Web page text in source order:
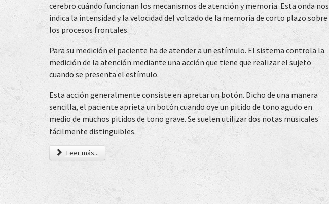
cerebro cuándo funcionan los mecanismos de atención y memoria. Esta onda nos
indica la intensidad y la velocidad del volcado de la memoria de corto plazo sobre
los procesos frontales.
Para su medición el paciente ha de atender a un estímulo. El sistema controla la
medición de la atención mediante una acción que tiene que realizar el sujeto
cuando se presenta el estímulo.
Esta acción generalmente consiste en apretar un botón. Dicho de una manera
sencilla, el paciente aprieta un botón cuando oye un pitido de tono agudo en
medio de muchos pitidos de tono grave. Se suelen utilizar dos notas musicales
fácilmente distinguibles.
Leer más...